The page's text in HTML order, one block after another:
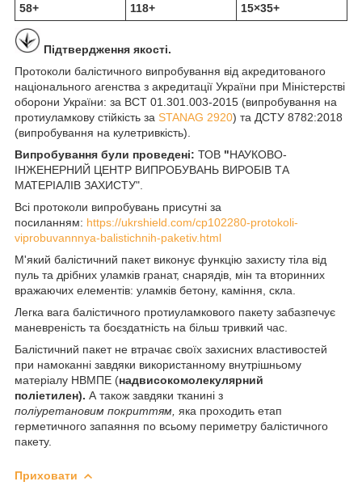
58+
118+ 15×35+
Підтвердження якості.
Протоколи балістичного випробування від акредитованого
національного агенства з акредитації України при Міністерстві
оборони України: за ВСТ 01.301.003-2015 (випробування на
протиуламкову стійкість за STANAG 2920) та ДСТУ 8782:2018
(випробування на кулетривкість).
Випробування були проведені: ТОВ "НАУКОВО-
ІНЖЕНЕРНИЙ ЦЕНТР ВИПРОБУВАНЬ ВИРОБІВ ТА
МАТЕРІАЛІВ ЗАХИСТУ".
Всі протоколи випробувань присутні за
посиланням: https://ukrshield.com/cp102280-protokoli-
viprobuvannnya-balistichnih-paketiv.html
М'який балістичний пакет виконує функцію захисту тіла від
пуль та дрібних уламків гранат, снарядів, мін та вторинних
вражаючих елементів: уламків бетону, каміння, скла.
Легка вага балістичного протиуламкового пакету забазпечує
маневреність та боєздатність на більш тривкий час.
Балістичний пакет не втрачає своїх захисних властивостей
при намоканні завдяки використанному внутрішньому
матеріалу НВМПЕ (надвисокомолекулярний
поліетилен). А також завдяки тканині з
поліуретановим покриттям, яка проходить етап
герметичного запаяння по всьому периметру балістичного
пакету.
Приховати